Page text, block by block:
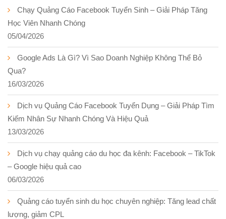
Chạy Quảng Cáo Facebook Tuyển Sinh – Giải Pháp Tăng
Học Viên Nhanh Chóng
05/04/2026
Google Ads Là Gì? Vì Sao Doanh Nghiệp Không Thể Bỏ
Qua?
16/03/2026
Dịch vụ Quảng Cáo Facebook Tuyển Dụng – Giải Pháp Tìm
Kiếm Nhân Sự Nhanh Chóng Và Hiệu Quả
13/03/2026
Dịch vụ chạy quảng cáo du học đa kênh: Facebook – TikTok
– Google hiệu quả cao
06/03/2026
Quảng cáo tuyển sinh du học chuyên nghiệp: Tăng lead chất
lượng, giảm CPL